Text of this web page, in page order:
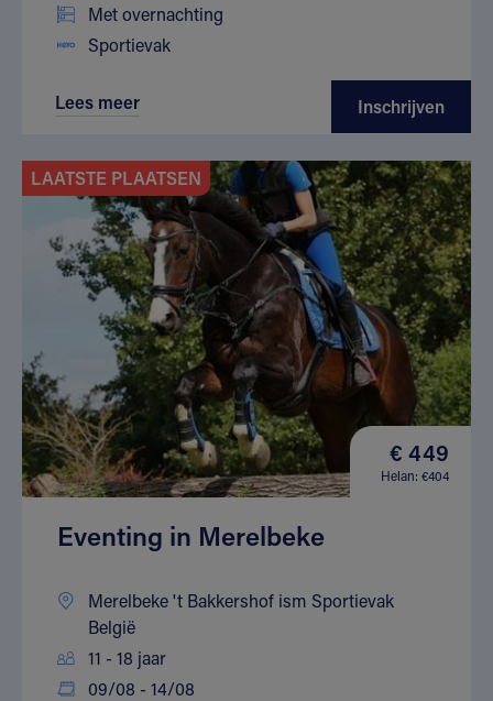
Met overnachting
Sportievak
Lees meer Inschrijven
LAATSTE PLAATSEN
€ 449
Helan: €404
Eventing in Merelbeke
Merelbeke 't Bakkershof ism Sportievak
België
11 - 18 jaar
09/08 - 14/08